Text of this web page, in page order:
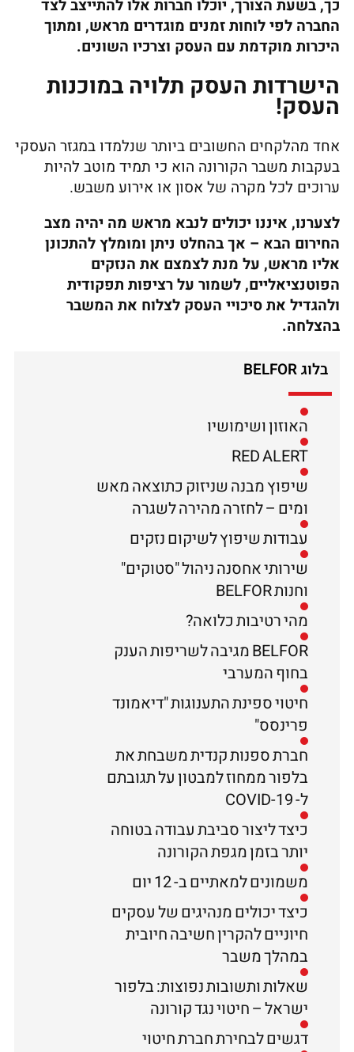
כך, בשעת הצורך, יוכלו חברות אלו להתייצב לצד
החברה לפי לוחות זמנים מוגדרים מראש, ומתוך
היכרות מוקדמת עם העסק וצרכיו השונים.
הישרדות העסק תלויה במוכנות
העסק!
אחד מהלקחים החשובים ביותר שנלמדו במגזר העסקי
בעקבות משבר הקורונה הוא כי תמיד מוטב להיות
ערוכים לכל מקרה של אסון או אירוע משבש.
לצערנו, איננו יכולים לנבא מראש מה יהיה מצב
החירום הבא – אך בהחלט ניתן ומומלץ להתכונן
אליו מראש, על מנת לצמצם את הנזקים
הפוטנציאליים, לשמור על רציפות תפקודית
ולהגדיל את סיכויי העסק לצלוח את המשבר
בהצלחה.
בלוג BELFOR
האוזון ושימושיו
RED ALERT
שיפוץ מבנה שניזוק כתוצאה מאש
ומים – לחזרה מהירה לשגרה
עבודות שיפוץ לשיקום נזקים
שירותי אחסנה ניהול "סטוקים"
וחנות BELFOR
מהי רטיבות כלואה?
BELFOR מגיבה לשריפות הענק
בחוף המערבי
חיטוי ספינת התענוגות "דיאמונד
פרינסס"
חברת ספנות קנדית משבחת את
בלפור ממחוז למבטון על תגובתם
ל- COVID-19
כיצד ליצור סביבת עבודה בטוחה
יותר בזמן מגפת הקורונה
משמונים למאתיים ב- 12 יום
כיצד יכולים מנהיגים של עסקים
חיוניים להקרין חשיבה חיובית
במהלך משבר
שאלות ותשובות נפוצות: בלפור
ישראל – חיטוי נגד קורונה
דגשים לבחירת חברת חיטוי